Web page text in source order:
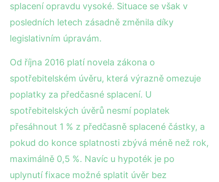
splacení opravdu vysoké. Situace se však v
posledních letech zásadně změnila díky
legislativním úpravám.
Od října 2016 platí novela zákona o
spotřebitelském úvěru, která výrazně omezuje
poplatky za předčasné splacení. U
spotřebitelských úvěrů nesmí poplatek
přesáhnout 1 % z předčasně splacené částky, a
pokud do konce splatnosti zbývá méně než rok,
maximálně 0,5 %. Navíc u hypoték je po
uplynutí fixace možné splatit úvěr bez